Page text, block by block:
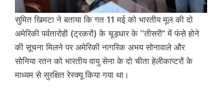
सुमित खिमटा ने बताया कि गत 11 मई को भारतीय मूल की दो
अमेरिकी पर्वतारोही (ट्रकरों) के चूड़धार के ‘‘तीसरी’’ में फंसे होने
की सूचना मिलने पर अमेरिकी नागरिक अभय सोनावाले और
सोनिया रतन को भारतीय वायु सेना के दो चीता हेलीकाप्टरों के
माध्यम से सुरक्षित रेस्क्यू किया गया था।